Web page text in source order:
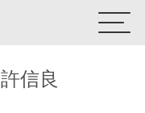
許信良